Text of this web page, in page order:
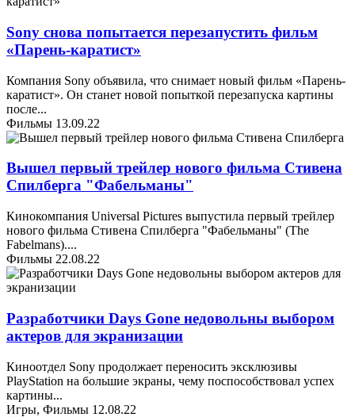
Sony снова попытается перезапустить фильм
«Парень-каратист»
Компания Sony объявила, что снимает новый фильм «Парень-
каратист». Он станет новой попыткой перезапуска картины
после...
Фильмы 13.09.22
Вышел первый трейлер нового фильма Стивена
Спилберга "Фабельманы"
Кинокомпания Universal Pictures выпустила первый трейлер
нового фильма Стивена Спилберга "Фабельманы" (The
Fabelmans)....
Фильмы 22.08.22
Разработчики Days Gone недовольны выбором
актеров для экранизации
Киноотдел Sony продолжает переносить эксклюзивы
PlayStation на большие экраны, чему поспособствовал успех
картины...
Игры, Фильмы 12.08.22